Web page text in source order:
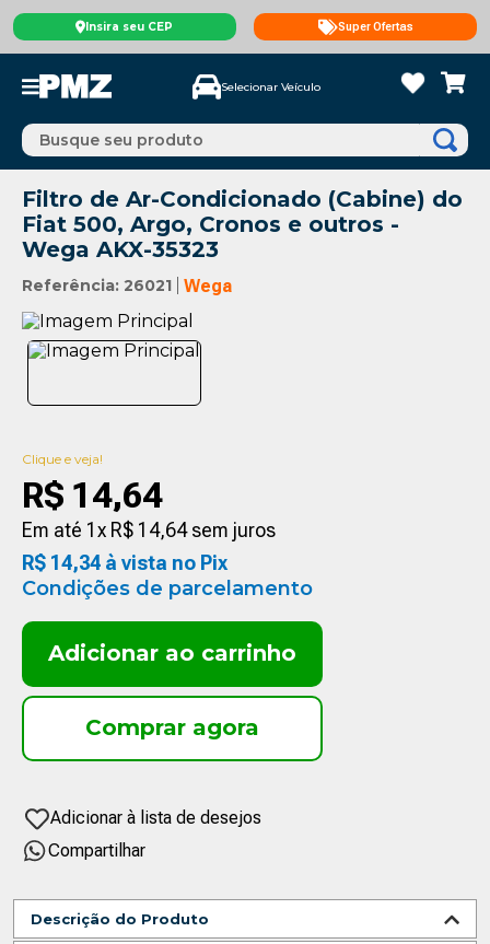
Insira seu CEP Super Ofertas
Selecionar Veículo
Busque seu produto
Filtro de Ar-Condicionado (Cabine) do
Fiat 500, Argo, Cronos e outros -
Wega AKX-35323
Referência: 26021 Wega
Clique e veja!
R$ 14,64
Em até 1 x R$ 14,64sem juros
R$ 14,34 à vista no Pix
Condições de parcelamento
Adicionar ao carrinho
Compartilhar
Descrição do Produto